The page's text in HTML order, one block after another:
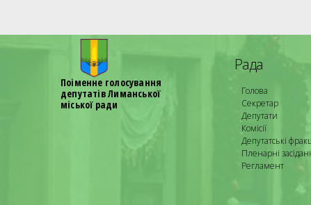
Поіменне голосування
депутатів Лиманської
міської ради
Рада
Голова
Секретар
Депутати
Комісії
Депутатські
Пленарні
Регламент